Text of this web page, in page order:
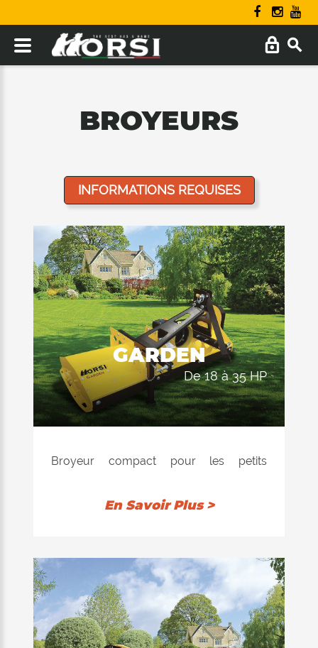
BROYEURS
INFORMATIONS REQUISES
GARDEN
de 18 à 35 HP
Broyeur compact pour les petits
l'herbe dans les pelouses, jardins, parcs.
En Savoir Plus >